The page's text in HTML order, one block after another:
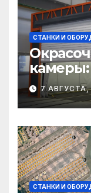
СТАНКИ И
камеры:
7 АВГУСТА,
СТАНКИ И